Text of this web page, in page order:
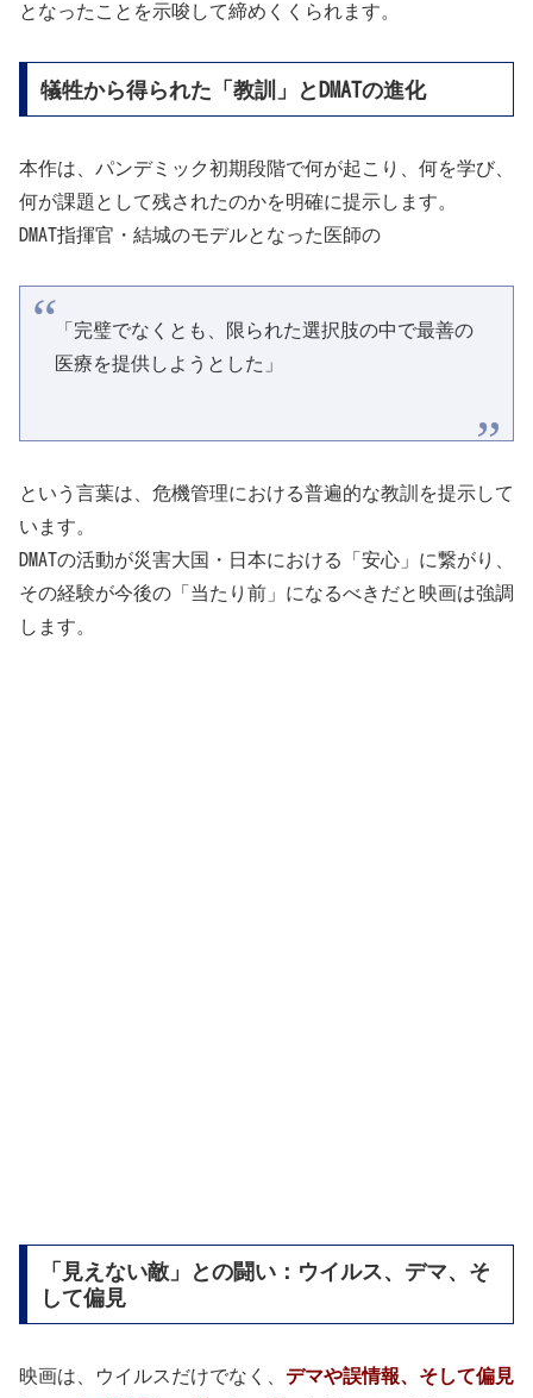
となったことを示唆して締めくくられます。
犠牲から得られた「教訓」とDMATの進化
本作は、パンデミック初期段階で何が起こり、何を学び、
何が課題として残されたのかを明確に提示します。
DMAT指揮官・結城のモデルとなった医師の
「完璧でなくとも、限られた選択肢の中で最善の
医療を提供しようとした」
という言葉は、危機管理における普遍的な教訓を提示して
います。
DMATの活動が災害大国・日本における「安心」に繋がり、
その経験が今後の「当たり前」になるべきだと映画は強調
します。
「見えない敵」との闘い：ウイルス、デマ、そ
して偏見
映画は、ウイルスだけでなく、 デマや誤情報、そして偏見